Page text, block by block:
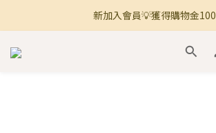
🚚 全館滿800免運 🚚
新加入會員💡獲得購物金100
🚚 全館滿800免運 🚚